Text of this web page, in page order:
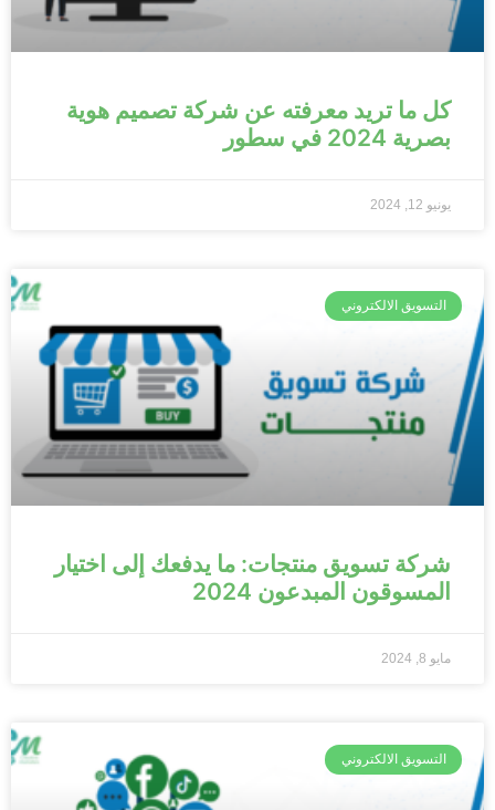
كل ما تريد معرفته عن شركة تصميم هوية
بصرية 2024 في سطور
يونيو 12, 2024
التسويق الالكتروني
شركة تسويق منتجات: ما يدفعك إلى اختيار
المسوقون المبدعون 2024
مايو 8, 2024
التسويق الالكتروني